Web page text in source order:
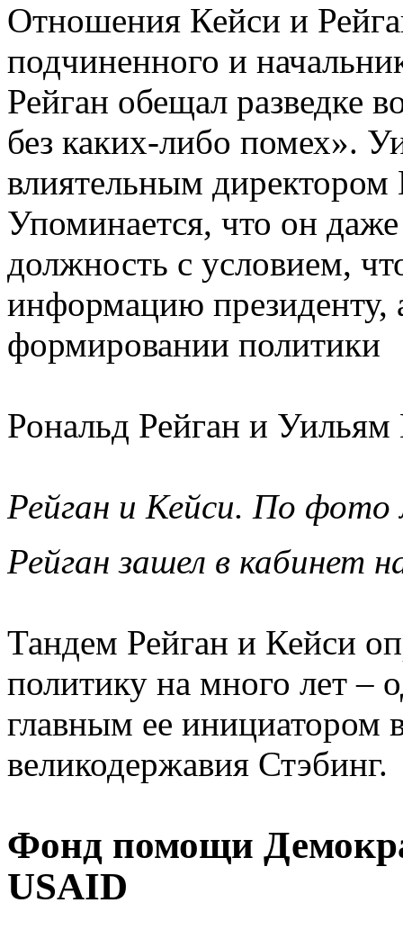
Отношения Кейси и
подчиненного и
Рейган обещал разведке
без каких-либо помех».
влиятельным
Упоминается, что он даже
должность с условием,
информацию президенту,
формировании политики
Рональд Рейган и
Рейган и Кейси. По
Рейган зашел в кабинет
Тандем Рейган и Кейси
политику на много лет –
главным ее инициатором
великодержавия Стэбинг.
Фонд помощи
USAID